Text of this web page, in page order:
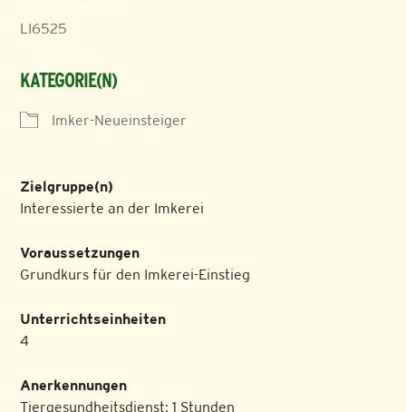
LI6525
KATEGORIE(N)
Imker-Neueinsteiger
Zielgruppe(n)
Interessierte an der Imkerei
Voraussetzungen
Grundkurs für den Imkerei-Einstieg
Unterrichtseinheiten
4
Anerkennungen
Tiergesundheitsdienst: 1 Stunden